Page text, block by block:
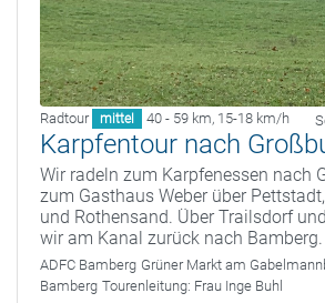
Radtour mittel 40 - 59 km, 15-18 km/h
Karpfentour nach
Wir radeln zum Karpfenessen nach
zum Gasthaus Weber über
und Rothensand. Über Trailsdorf
wir am Kanal zurück nach Bamberg.
ADFC Bamberg Grüner Markt am
Bamberg Tourenleitung: Frau Inge Buhl